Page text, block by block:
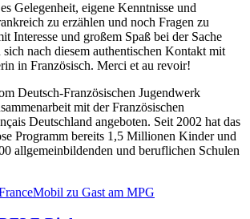
Gelegenheit, eigene Kenntnisse und
zu erzählen und noch Fragen zu
Interesse und großem Spaß bei der Sache
sich nach diesem authentischen Kontakt mit
in Französisch. Merci et au revoir!
Deutsch-Französischen Jugendwerk
mit der Französischen
Deutschland angeboten. Seit 2002 hat das
Programm bereits 1,5 Millionen Kinder und
allgemeinbildenden und beruflichen Schulen
zu Gast am MPG